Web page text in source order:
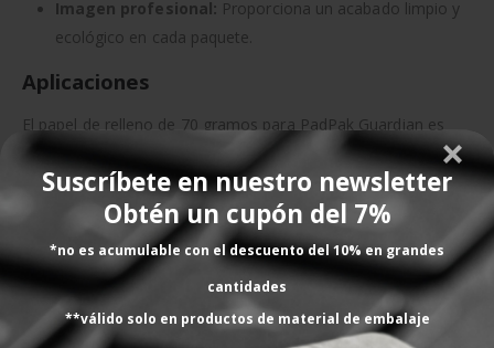
Suscríbete en nuestro newsletter
Obtén un cupón del 7%
*no es acumulable con el descuento del 10% en grandes
cantidades
**válido solo en productos de material de embalaje
Imagen profesional: Proporciona un acabado limpio y
ecológico en cada paquete.
Aplicaciones
El papel de relleno de 70 gramos para PadPak Guardian es
Empaquetado de productos frágiles o delicados,
como cerámica, vidrio, cosmética o componentes
electrónicos.
Relleno y fijación de productosdentro de cajas para
evitar movimientos durante el transporte.
Operaciones logísticas o de comercio electrónico